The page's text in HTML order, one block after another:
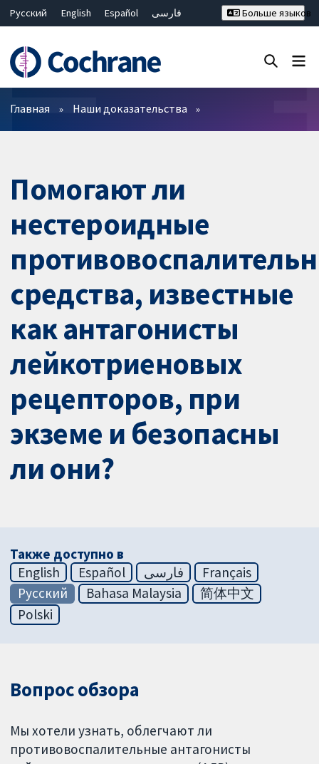
Русский English Español
فارسی
Bahasa Malaysia
ไทย
繁體中文
简体中文
Больше языков
Фильтры
Главная Наши доказательства
Помогают ли
нестероидные
средства, известные
как антагонисты
лейкотриеновых
рецепторов, при
экземе и безопасны
ли они?
Также доступно в
English
Español فارسی
Français
Русский
Bahasa Malaysia
简体中文
Polski
Вопрос обзора
Мы хотели узнать, облегчают ли
противовоспалительные антагонисты